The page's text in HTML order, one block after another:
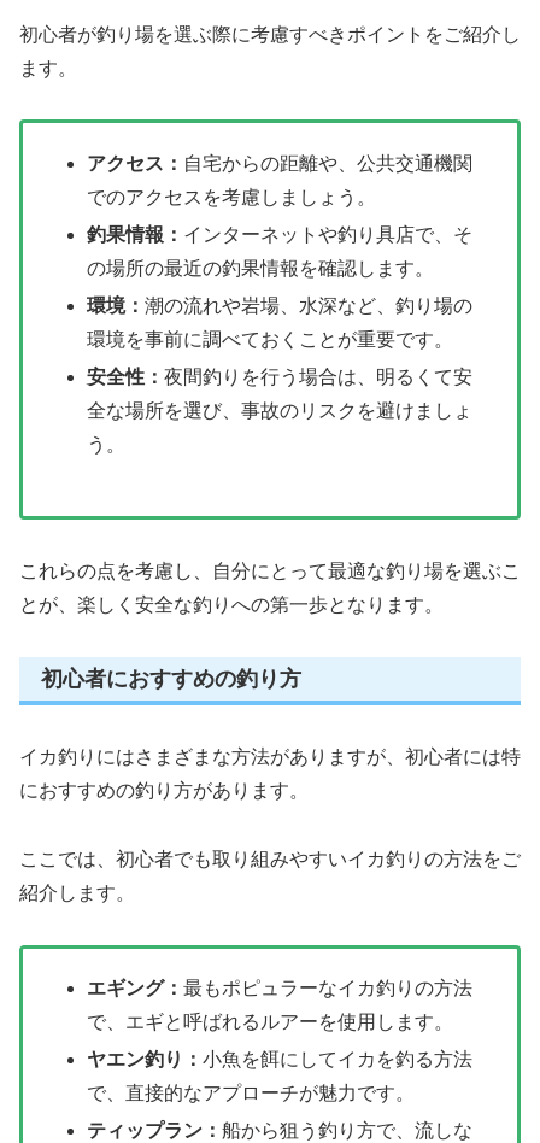
初心者が釣り場を選ぶ際に考慮すべきポイントをご紹介し
ます。
アクセス： 自宅からの距離や、公共交通機関
でのアクセスを考慮しましょう。
釣果情報： インターネットや釣り具店で、そ
の場所の最近の釣果情報を確認します。
環境：潮の流れや岩場、水深など、釣り場の
環境を事前に調べておくことが重要です。
安全性：夜間釣りを行う場合は、明るくて安
全な場所を選び、事故のリスクを避けましょ
う。
これらの点を考慮し、自分にとって最適な釣り場を選ぶこ
とが、楽しく安全な釣りへの第一歩となります。
初心者におすすめの釣り方
イカ釣りにはさまざまな方法がありますが、初心者には特
におすすめの釣り方があります。
ここでは、初心者でも取り組みやすいイカ釣りの方法をご
紹介します。
エギング：最もポピュラーなイカ釣りの方法
で、エギと呼ばれるルアーを使用します。
ヤエン釣り：小魚を餌にしてイカを釣る方法
で、直接的なアプローチが魅力です。
ティップラン：船から狙う釣り方で、流しな